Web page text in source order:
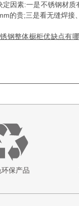
因素:一是不锈钢材
的贵;三是看无缝焊接
钢整体橱柜优缺点有
保产品